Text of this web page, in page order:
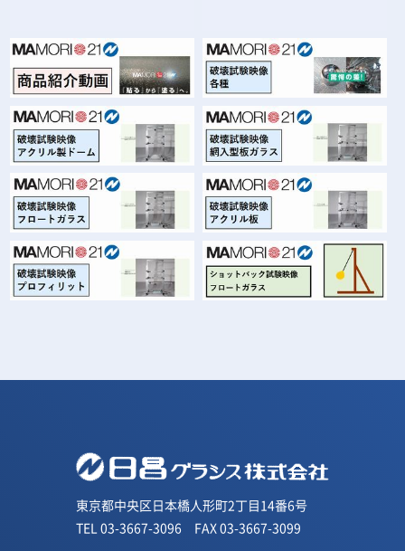
東京都中央区日本橋人形町2丁目14番6号
TEL 03-3667-3096 FAX 03-3667-3099